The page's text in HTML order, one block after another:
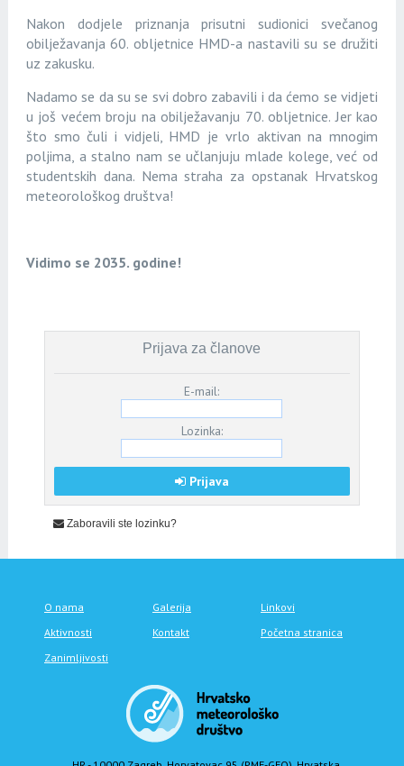
Nakon dodjele priznanja prisutni sudionici svečanog
obilježavanja 60. obljetnice HMD-a nastavili su se družiti
uz zakusku.
Nadamo se da su se svi dobro zabavili i da ćemo se vidjeti
u još većem broju na obilježavanju 70. obljetnice. Jer kao
što smo čuli i vidjeli, HMD je vrlo aktivan na mnogim
poljima, a stalno nam se učlanjuju mlade kolege, već od
studentskih dana. Nema straha za opstanak Hrvatskog
meteorološkog društva!
Vidimo se 2035. godine!
Prijava za članove
E-mail:
Lozinka:
Prijava
Zaboravili ste lozinku?
O nama Galerija
Linkovi
Aktivnosti
Kontakt
Početna stranica
Zanimljivosti